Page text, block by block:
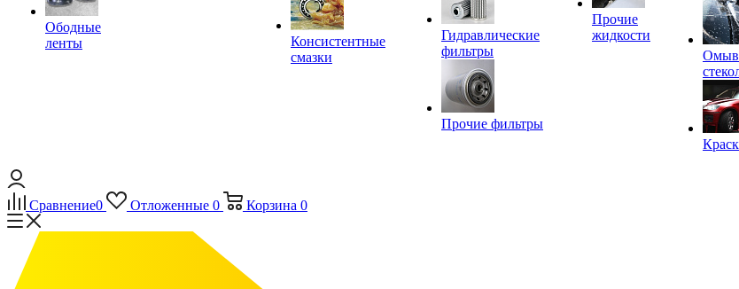
Ободные
ленты
Консистентные
смазки
Гидравлические
фильтры
Прочие фильтры
Прочие
жидкости
Сравнение0 Отложенные 0 Корзина 0